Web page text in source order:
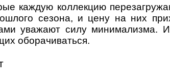
каждую коллекцию
сезона, и цену на них
уважают силу
оборачиваться.